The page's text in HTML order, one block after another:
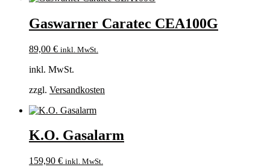
Gaswarner Caratec CEA100G
89,00 € inkl. MwSt.
inkl. MwSt.
zzgl. Versandkosten
K.O. Gasalarm
159,90 € inkl. MwSt.